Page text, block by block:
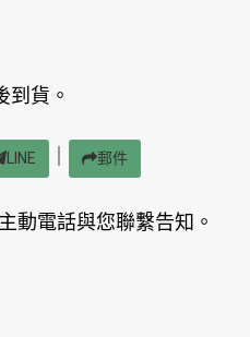
到貨。
LINE 郵件
動電話與您聯繫告知。